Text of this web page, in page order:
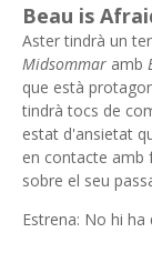
Beau is
Aster tindrà un
Midsommar amb
que està
tindrà tocs de
estat d'ansietat
en contacte amb
sobre el seu
Estrena: No hi ha